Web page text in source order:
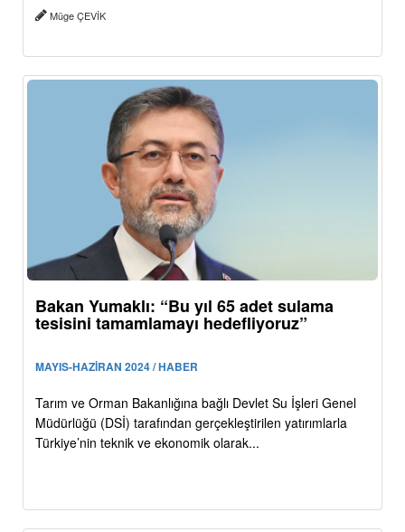
Müge ÇEVİK
Bakan Yumaklı: “Bu yıl 65 adet sulama
tesisini tamamlamayı hedefliyoruz”
MAYIS-HAZİRAN 2024 / HABER
Tarım ve Orman Bakanlığına bağlı Devlet Su İşleri Genel
Müdürlüğü (DSİ) tarafından gerçekleştirilen yatırımlarla
Türkiye’nin teknik ve ekonomik olarak...